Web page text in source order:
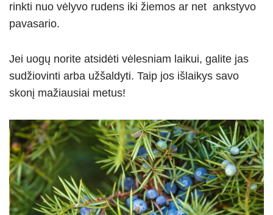
rinkti nuo vėlyvo rudens iki žiemos ar net ankstyvo
pavasario.
Jei uogų norite atsidėti vėlesniam laikui, galite jas
sudžiovinti arba užšaldyti. Taip jos išlaikys savo
skonį mažiausiai metus!